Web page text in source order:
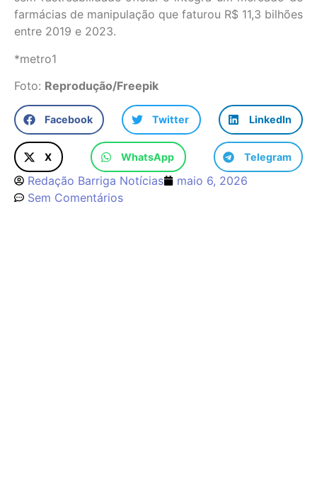
farmácias de manipulação que faturou R$ 11,3 bilhões
entre 2019 e 2023.
*metro1
Foto: Reprodução/Freepik
Facebook Twitter LinkedIn
X WhatsApp Telegram
Redação Barriga Notícias
maio 6, 2026
Sem Comentários